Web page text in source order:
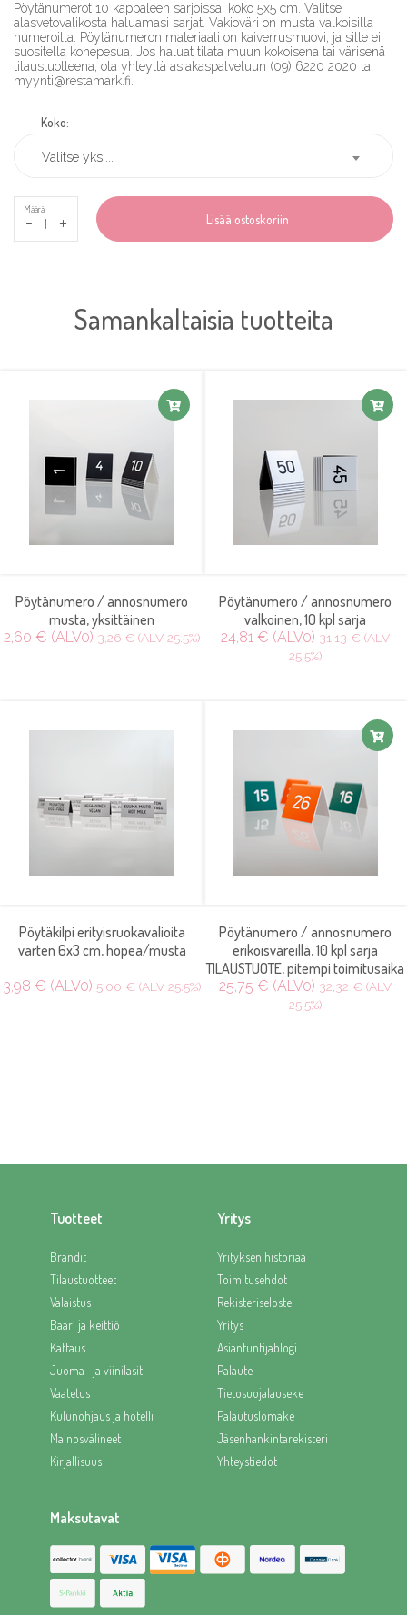
Pöytänumerot 10 kappaleen sarjoissa, koko 5x5 cm. Valitse
alasvetovalikosta haluamasi sarjat. Vakioväri on musta valkoisilla
numeroilla. Pöytänumeron materiaali on kaiverrusmuovi, ja sille ei
suositella konepesua. Jos haluat tilata muun kokoisena tai värisenä
tilaustuotteena, ota yhteyttä asiakaspalveluun (09) 6220 2020 tai
myynti@restamark.fi.
Koko:
Valitse yksi...
Määrä
- + Lisää ostoskoriin
Samankaltaisia tuotteita
Pöytänumero / annosnumero
musta, yksittäinen
2,60 € (ALV0) 3,26 € (ALV 25.5%)
Pöytänumero / annosnumero
valkoinen, 10 kpl sarja
24,81 € (ALV0) 31,13 € (ALV
25.5%)
Pöytäkilpi erityisruokavalioita
varten 6x3 cm, hopea/musta
3,98 € (ALV0) 5,00 € (ALV 25.5%)
Pöytänumero / annosnumero
erikoisväreillä, 10 kpl sarja
TILAUSTUOTE, pitempi toimitusaika
25,75 € (ALV0) 32,32 € (ALV
25.5%)
Tuotteet
Brändit
Tilaustuotteet
Valaistus
Baari ja keittiö
Kattaus
Juoma- ja viinilasit
Vaatetus
Kulunohjaus ja hotelli
Mainosvälineet
Kirjallisuus
Yritys
Yrityksen historiaa
Toimitusehdot
Rekisteriseloste
Yritys
Asiantuntijablogi
Palaute
Tietosuojalauseke
Palautuslomake
Jäsenhankintarekisteri
Yhteystiedot
Maksutavat